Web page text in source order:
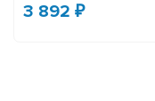
3 892 ₽